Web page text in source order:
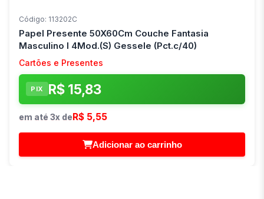
Código: 113202C
Papel Presente 50X60Cm Couche Fantasia
Masculino I 4Mod.(S) Gessele (Pct.c/40)
Cartões e Presentes
PIX R$ 15,83
em até 3x deR$ 5,55
Adicionar ao carrinho